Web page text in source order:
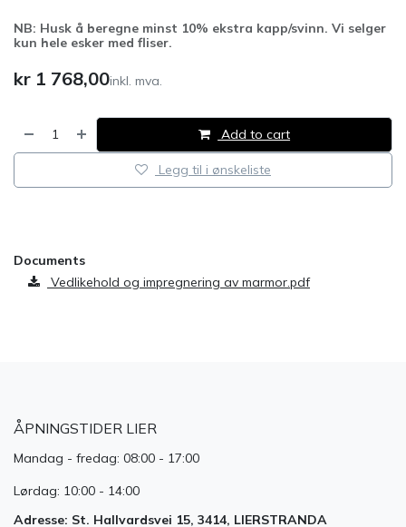
NB: Husk å beregne minst 10% ekstra kapp/svinn. Vi selger
kun hele esker med fliser.
kr 1 768,00inkl. mva.
Add to cart
Legg til i ønskeliste
Documents
Vedlikehold og impregnering av marmor.pdf
ÅPNINGSTIDER LIER
Mandag - fredag: 08:00 - 17:00
Lørdag: 10:00 - 14:00
Adresse: St. Hallvardsvei 15, 3414, LIERSTRANDA